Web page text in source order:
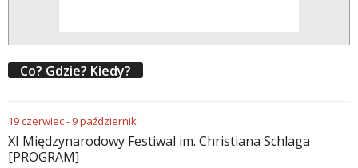
Co? Gdzie? Kiedy?
19czerwiec- 9październik
XI Międzynarodowy Festiwal im. Christiana Schlaga
[PROGRAM]